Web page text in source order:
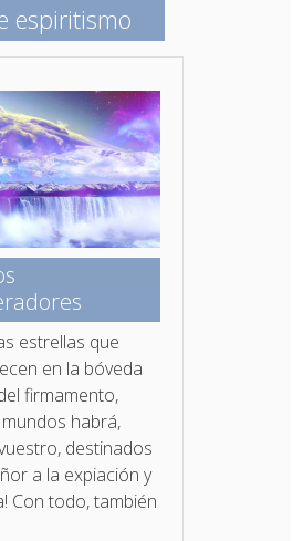
espiritismo
estrellas que
en la bóveda
firmamento,
mundos habrá,
destinados
a la expiación y
Con todo, también